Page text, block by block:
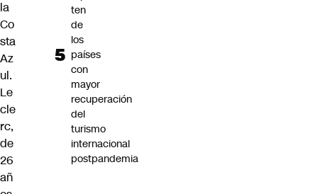
la
Co
sta
Az
ul.
Le
cle
rc,
de
26
añ
ten
de
los
países
con
mayor
recuperación
del
turismo
internacional
postpandemia